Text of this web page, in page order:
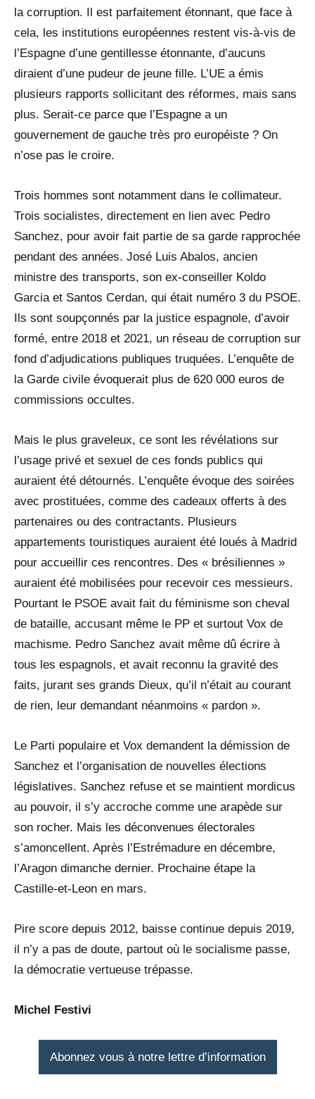
la corruption. Il est parfaitement étonnant, que face à
cela, les institutions européennes restent vis-à-vis de
l’Espagne d’une gentillesse étonnante, d’aucuns
diraient d’une pudeur de jeune fille. L’UE a émis
plusieurs rapports sollicitant des réformes, mais sans
plus. Serait-ce parce que l’Espagne a un
gouvernement de gauche très pro européiste ? On
n’ose pas le croire.
Trois hommes sont notamment dans le collimateur.
Trois socialistes, directement en lien avec Pedro
Sanchez, pour avoir fait partie de sa garde rapprochée
pendant des années. José Luis Abalos, ancien
ministre des transports, son ex-conseiller Koldo
Garcia et Santos Cerdan, qui était numéro 3 du PSOE.
Ils sont soupçonnés par la justice espagnole, d’avoir
formé, entre 2018 et 2021, un réseau de corruption sur
fond d’adjudications publiques truquées. L’enquête de
la Garde civile évoquerait plus de 620 000 euros de
commissions occultes.
Mais le plus graveleux, ce sont les révélations sur
l’usage privé et sexuel de ces fonds publics qui
auraient été détournés. L’enquête évoque des soirées
avec prostituées, comme des cadeaux offerts à des
partenaires ou des contractants. Plusieurs
appartements touristiques auraient été loués à Madrid
pour accueillir ces rencontres. Des « brésiliennes »
auraient été mobilisées pour recevoir ces messieurs.
Pourtant le PSOE avait fait du féminisme son cheval
de bataille, accusant même le PP et surtout Vox de
machisme. Pedro Sanchez avait même dû écrire à
tous les espagnols, et avait reconnu la gravité des
faits, jurant ses grands Dieux, qu’il n’était au courant
de rien, leur demandant néanmoins « pardon ».
Le Parti populaire et Vox demandent la démission de
Sanchez et l’organisation de nouvelles élections
législatives. Sanchez refuse et se maintient mordicus
au pouvoir, il s’y accroche comme une arapède sur
son rocher. Mais les déconvenues électorales
s’amoncellent. Après l’Estrémadure en décembre,
l’Aragon dimanche dernier. Prochaine étape la
Castille-et-Leon en mars.
Pire score depuis 2012, baisse continue depuis 2019,
il n’y a pas de doute, partout où le socialisme passe,
la démocratie vertueuse trépasse.
Michel Festivi
Abonnez vous à notre lettre d’information